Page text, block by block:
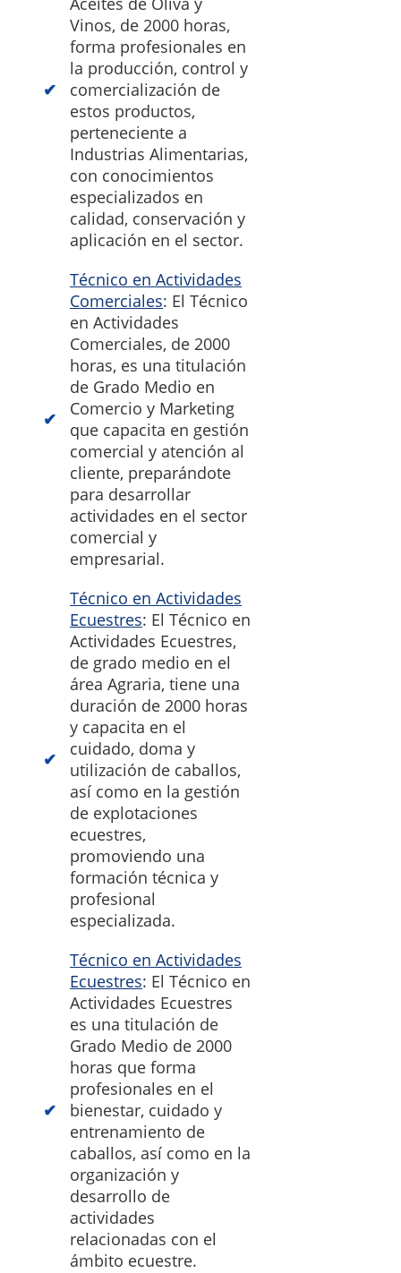
Vinos, de 2000 horas,
forma profesionales en
la producción, control y
comercialización de
estos productos,
perteneciente a
Industrias Alimentarias,
con conocimientos
especializados en
calidad, conservación y
aplicación en el sector.
Técnico en Actividades
Comerciales: El Técnico
en Actividades
Comerciales, de 2000
horas, es una titulación
de Grado Medio en
Comercio y Marketing
que capacita en gestión
comercial y atención al
cliente, preparándote
para desarrollar
actividades en el sector
comercial y
empresarial.
Técnico en Actividades
Ecuestres: El Técnico en
Actividades Ecuestres,
de grado medio en el
área Agraria, tiene una
duración de 2000 horas
y capacita en el
cuidado, doma y
utilización de caballos,
así como en la gestión
de explotaciones
ecuestres,
promoviendo una
formación técnica y
profesional
especializada.
Técnico en Actividades
Ecuestres: El Técnico en
Actividades Ecuestres
es una titulación de
Grado Medio de 2000
horas que forma
profesionales en el
bienestar, cuidado y
entrenamiento de
caballos, así como en la
organización y
desarrollo de
actividades
relacionadas con el
ámbito ecuestre.